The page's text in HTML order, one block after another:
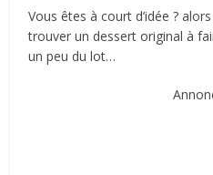
Vous êtes à court d’idée ?
trouver un dessert original à
un peu du lot…